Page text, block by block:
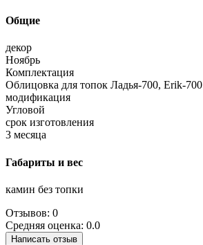
Общие
декор
Ноябрь
Комплектация
Облицовка для топок Ладья-700, Erik-700
модификация
Угловой
срок изготовления
3 месяца
Габариты и вес
камин без топки
Отзывов: 0
Средняя оценка: 0.0
Написать отзыв